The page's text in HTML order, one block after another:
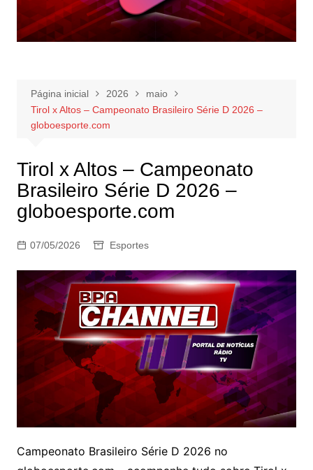
Página inicial 2026
maio
Tirol x Altos – Campeonato Brasileiro Série D 2026 –
globoesporte.com
Tirol x Altos – Campeonato
Brasileiro Série D 2026 –
globoesporte.com
07/05/2026 Esportes
Campeonato Brasileiro Série D 2026 no